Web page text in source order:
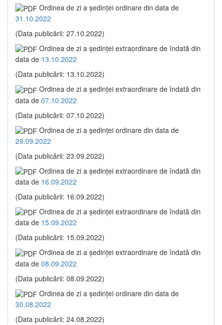
Ordinea de zi a şedinţei ordinare din data de
31.10.2022
(Data publicării: 27.10.2022)
Ordinea de zi a şedinţei extraordinare de îndată din
data de 13.10.2022
(Data publicării: 13.10.2022)
Ordinea de zi a şedinţei extraordinare de îndată din
data de 07.10.2022
(Data publicării: 07.10.2022)
Ordinea de zi a şedinţei ordinare din data de
29.09.2022
(Data publicării: 23.09.2022)
Ordinea de zi a şedinţei extraordinare de îndată din
data de 16.09.2022
(Data publicării: 16.09.2022)
Ordinea de zi a şedinţei extraordinare de îndată din
data de 15.09.2022
(Data publicării: 15.09.2022)
Ordinea de zi a şedinţei extraordinare de îndată din
data de 08.09.2022
(Data publicării: 08.09.2022)
Ordinea de zi a şedinţei ordinare din data de
30.08.2022
(Data publicării: 24.08.2022)